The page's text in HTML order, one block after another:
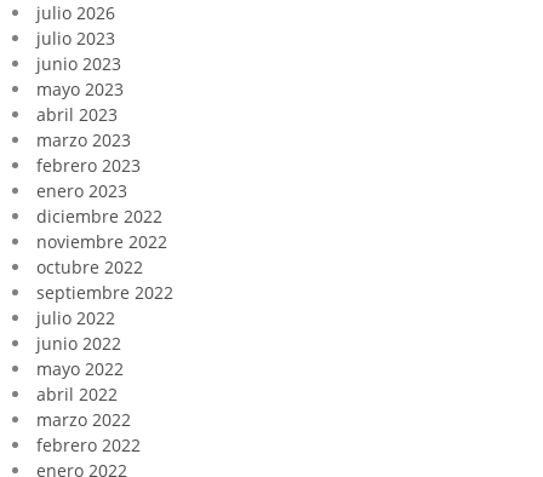
julio 2026
julio 2023
junio 2023
mayo 2023
abril 2023
marzo 2023
febrero 2023
enero 2023
diciembre 2022
noviembre 2022
octubre 2022
septiembre 2022
julio 2022
junio 2022
mayo 2022
abril 2022
marzo 2022
febrero 2022
enero 2022